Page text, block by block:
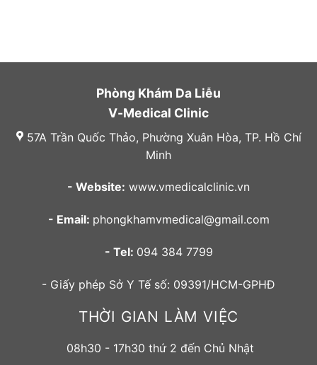
Phòng Khám Da Liễu
V-Medical Clinic
57A Trần Quốc Thảo, Phường Xuân Hòa, TP. Hồ Chí
Minh
- Website: www.vmedicalclinic.vn
- Email: phongkhamvmedical@gmail.com
- Tel: 094 384 7799
- Giấy phép Sở Y Tế số: 09391/HCM-GPHĐ
THỜI GIAN LÀM VIỆC
08h30 - 17h30 thứ 2 đến Chủ Nhật